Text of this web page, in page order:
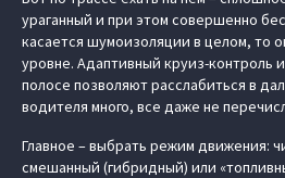
ураганный и при этом совершенно
касается шумоизоляции в целом, то
уровне. Адаптивный круиз-контроль
полосе позволяют расслабиться в
водителя много, все даже не
Главное – выбрать режим движения:
смешанный (гибридный) или